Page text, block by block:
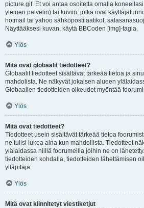
picture.gif. Et voi antaa osoitetta omalla
yleinen palvelin) tai kuviin, jotka ovat
hotmail tai yahoo sähköpostilaatikot,
Näyttääksesi kuvan, käytä BBCoden [img]-tagia.
Ylös
Mitä ovat globaalit tiedotteet?
Globaalit tiedotteet sisältävät tärkeää tietoa ja
mahdolista. Ne näkyvät jokaisen alueen
Globaalien tiedotteiden oikeudet myöntää
Ylös
Mitä ovat tiedotteet?
Tiedotteet usein sisältävät tärkeää tietoa
ne tulisi lukea aina kun mahdollista. Tiedotteet
ylälaidassa niillä foorumeilla joihin ne on
tiedotteiden kohdalla, tiedotteiden lähettämisen
ylläpitäjä.
Ylös
Mitä ovat kiinnitetyt viestiketjut